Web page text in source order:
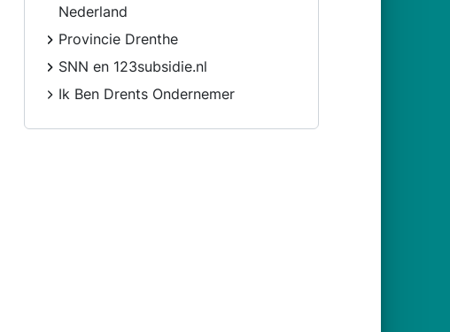
Nederland
Provincie Drenthe
SNN en 123subsidie.nl
Ik Ben Drents Ondernemer